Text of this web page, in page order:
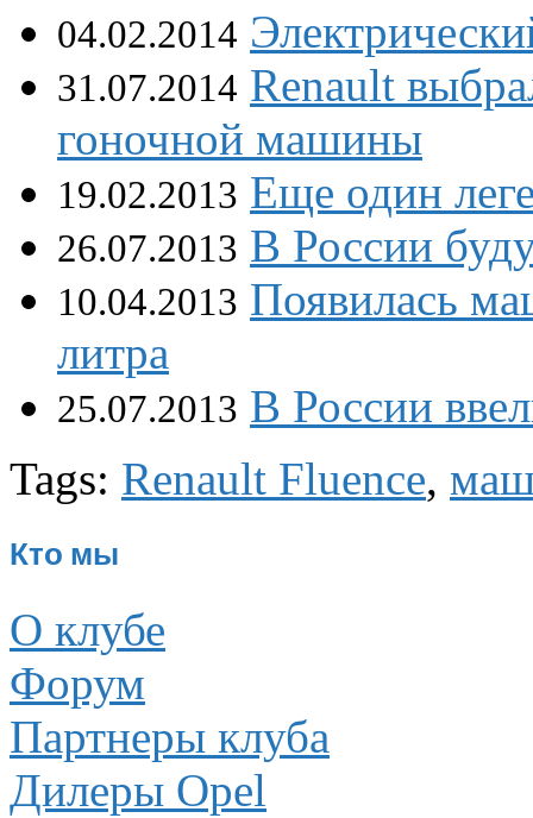
04.02.2014
31.07.2014 Renault
гоночной машины
19.02.2013 Еще один
26.07.2013 В России
10.04.2013 Появилась
литра
25.07.2013 В России
Tags: Renault Fluence,
Кто мы
О клубе
Форум
Партнеры клуба
Дилеры Opel